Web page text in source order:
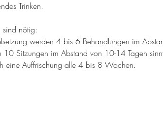
Trinken.
nötig:
werden 4 bis 6 Behandlungen im
10 Sitzungen im Abstand von 10-14 Tagen
eine Auffrischung alle 4 bis 8 Wochen.